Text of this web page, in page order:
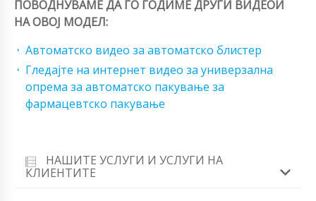
ПОВОДНУВАМЕ ДА ГО ГОДИМЕ ДРУГИ ВИДЕОИ
НА ОВОЈ МОДЕЛ:
Автоматско видео за автоматско блистер
Гледајте на интернет видео за универзална
опрема за автоматско пакување за
фармацевтско пакување
НАШИТЕ УСЛУГИ И УСЛУГИ НА
КЛИЕНТИТЕ